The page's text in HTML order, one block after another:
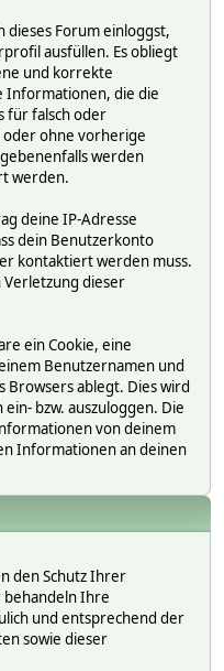
dieses Forum einloggst,
ausfüllen. Es obliegt
und korrekte
Informationen, die die
für falsch oder
ohne vorherige
werden
werden.
deine IP-Adresse
dein Benutzerkonto
kontaktiert werden muss.
Verletzung dieser
ein Cookie, eine
Benutzernamen und
Browsers ablegt. Dies wird
bzw. auszuloggen. Die
von deinem
Informationen an deinen
den Schutz Ihrer
behandeln Ihre
und entsprechend der
sowie dieser